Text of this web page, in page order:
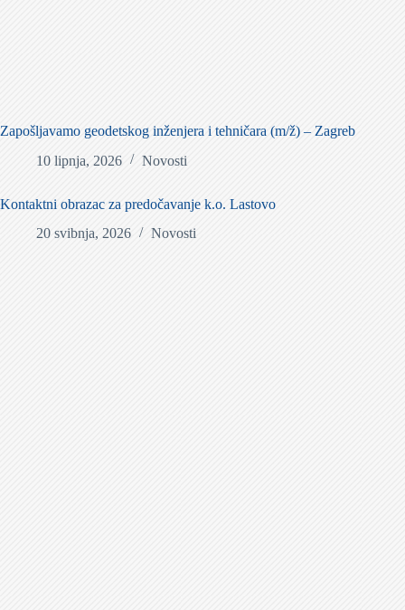
Zapošljavamo geodetskog inženjera i tehničara (m/ž) – Zagreb
10 lipnja, 2026
Novosti
Kontaktni obrazac za predočavanje k.o. Lastovo
20 svibnja, 2026
Novosti